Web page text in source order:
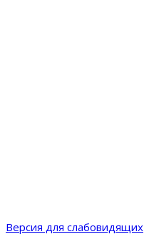
Версия для слабовидящих